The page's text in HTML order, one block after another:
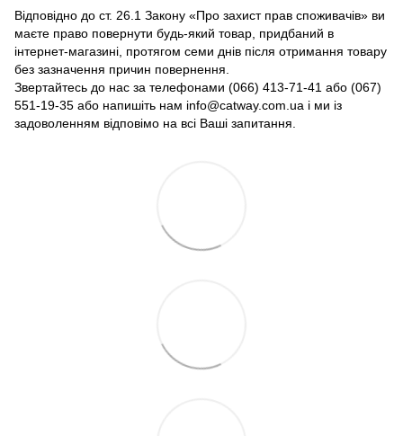
Відповідно до ст. 26.1 Закону «Про захист прав споживачів» ви
маєте право повернути будь-який товар, придбаний в
інтернет-магазині, протягом семи днів після отримання товару
без зазначення причин повернення.
Звертайтесь до нас за телефонами (066) 413-71-41 або (067)
551-19-35 або напишіть нам info@catway.com.ua і ми із
задоволенням відповімо на всі Ваші запитання.